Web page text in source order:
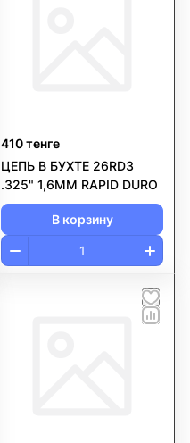
410 тенге
ЦЕПЬ В БУХТЕ 26RD3
.325" 1,6ММ RAPID DURO
В корзину